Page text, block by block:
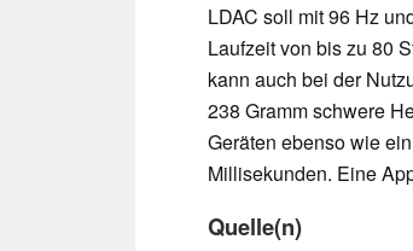
LDAC soll mit 96 Hz
Laufzeit von bis zu 80
kann auch bei der
238 Gramm schwere
Geräten ebenso wie
Millisekunden. Eine
Quelle(n)